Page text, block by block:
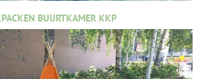
BUURTKAMER KKP